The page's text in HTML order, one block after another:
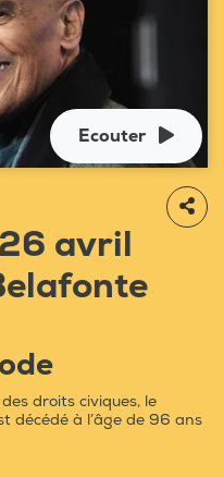
Ecouter
avril
droits civiques, le
décédé à l’âge de 96 ans